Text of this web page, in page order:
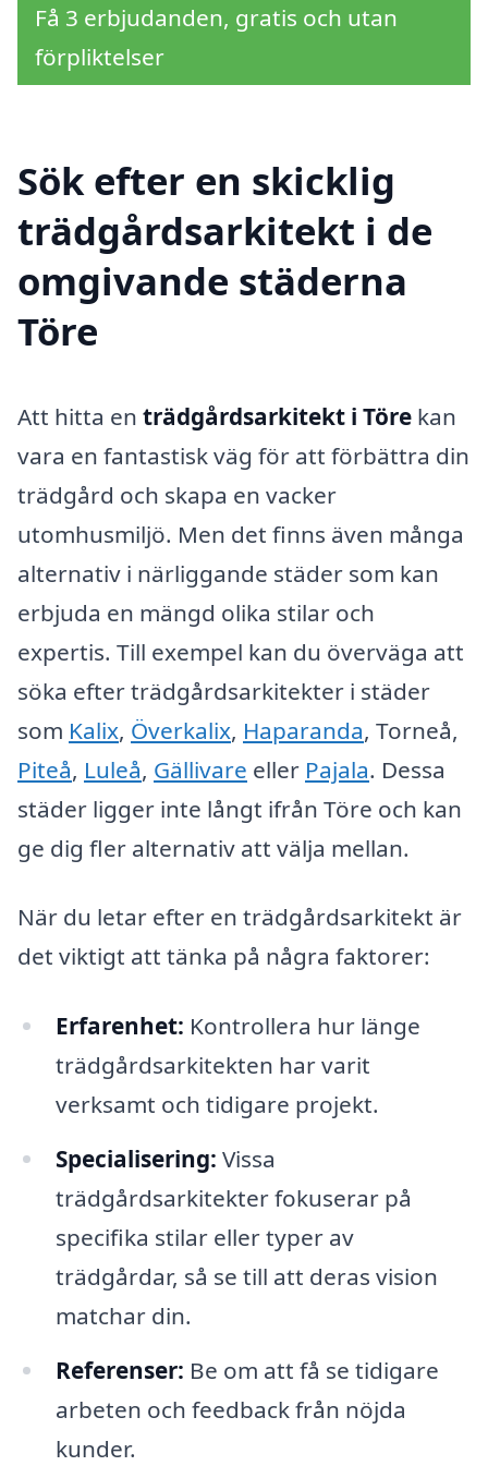
Få 3 erbjudanden, gratis och utan
förpliktelser
Sök efter en skicklig
trädgårdsarkitekt i de
omgivande städerna
Töre
Att hitta en trädgårdsarkitekt i Töre kan
vara en fantastisk väg för att förbättra din
trädgård och skapa en vacker
utomhusmiljö. Men det finns även många
alternativ i närliggande städer som kan
erbjuda en mängd olika stilar och
expertis. Till exempel kan du överväga att
söka efter trädgårdsarkitekter i städer
som Kalix, Överkalix, Haparanda, Torneå,
Piteå, Luleå, Gällivare eller Pajala. Dessa
städer ligger inte långt ifrån Töre och kan
ge dig fler alternativ att välja mellan.
När du letar efter en trädgårdsarkitekt är
det viktigt att tänka på några faktorer:
Erfarenhet: Kontrollera hur länge
trädgårdsarkitekten har varit
verksamt och tidigare projekt.
Specialisering: Vissa
trädgårdsarkitekter fokuserar på
specifika stilar eller typer av
trädgårdar, så se till att deras vision
matchar din.
Referenser: Be om att få se tidigare
arbeten och feedback från nöjda
kunder.